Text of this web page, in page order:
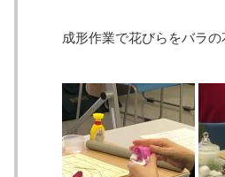
成形作業で花びらをバラ